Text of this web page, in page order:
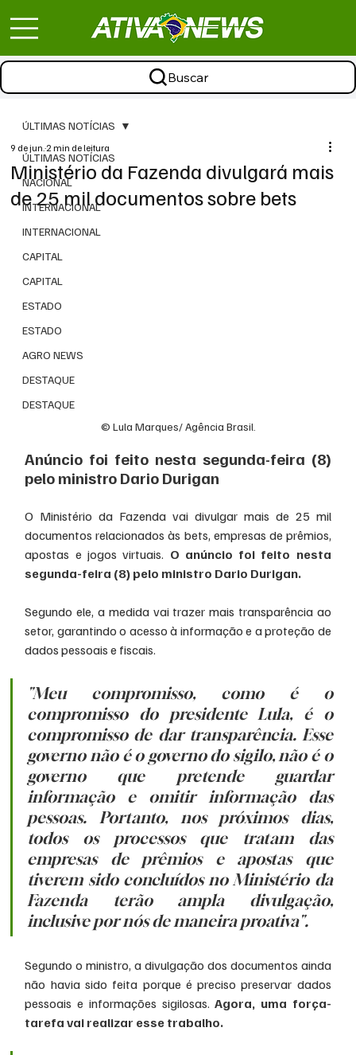
Buscar
ÚLTIMAS NOTÍCIAS
NACIONAL
INTERNACIONAL
INTERNACIONAL
CAPITAL
CAPITAL
ESTADO
ESTADO
AGRO NEWS
DESTAQUE
DESTAQUE
ÚLTIMAS NOTÍCIAS
Ministério da Fazenda divulgará mais
de 25 mil documentos sobre bets
9 de jun.2 min de leitura
© Lula Marques/ Agência Brasil.
Anúncio foi feito nesta segunda-feira (8)
pelo ministro Dario Durigan
O Ministério da Fazenda vai divulgar mais de 25 mil
documentos relacionados às bets, empresas de prêmios,
apostas e jogos virtuais. O anúncio foi feito nesta
segunda-feira (8) pelo ministro Dario Durigan.
Segundo ele, a medida vai trazer mais transparência ao
setor, garantindo o acesso à informação e a proteção de
dados pessoais e fiscais.
"Meu compromisso, como é o
compromisso do presidente Lula, é o
compromisso de dar transparência. Esse
governo não é o governo do sigilo, não é o
governo que pretende guardar
informação e omitir informação das
pessoas. Portanto, nos próximos dias,
todos os processos que tratam das
empresas de prêmios e apostas que
tiverem sido concluídos no Ministério da
Fazenda terão ampla divulgação,
inclusive por nós de maneira proativa".
Segundo o ministro, a divulgação dos documentos ainda
não havia sido feita porque é preciso preservar dados
pessoais e informações sigilosas. Agora, uma força-
tarefa vai realizar esse trabalho.